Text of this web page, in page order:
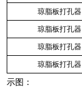
琼脂板打孔器
琼脂板打孔器
琼脂板打孔器
琼脂板打孔器
示图：